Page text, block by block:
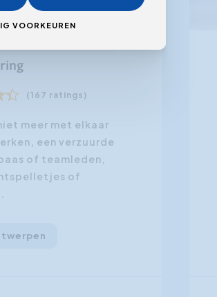
(167 ratings)
meer met elkaar
een verzuurde
of teamleden,
of
VOORKEUREN